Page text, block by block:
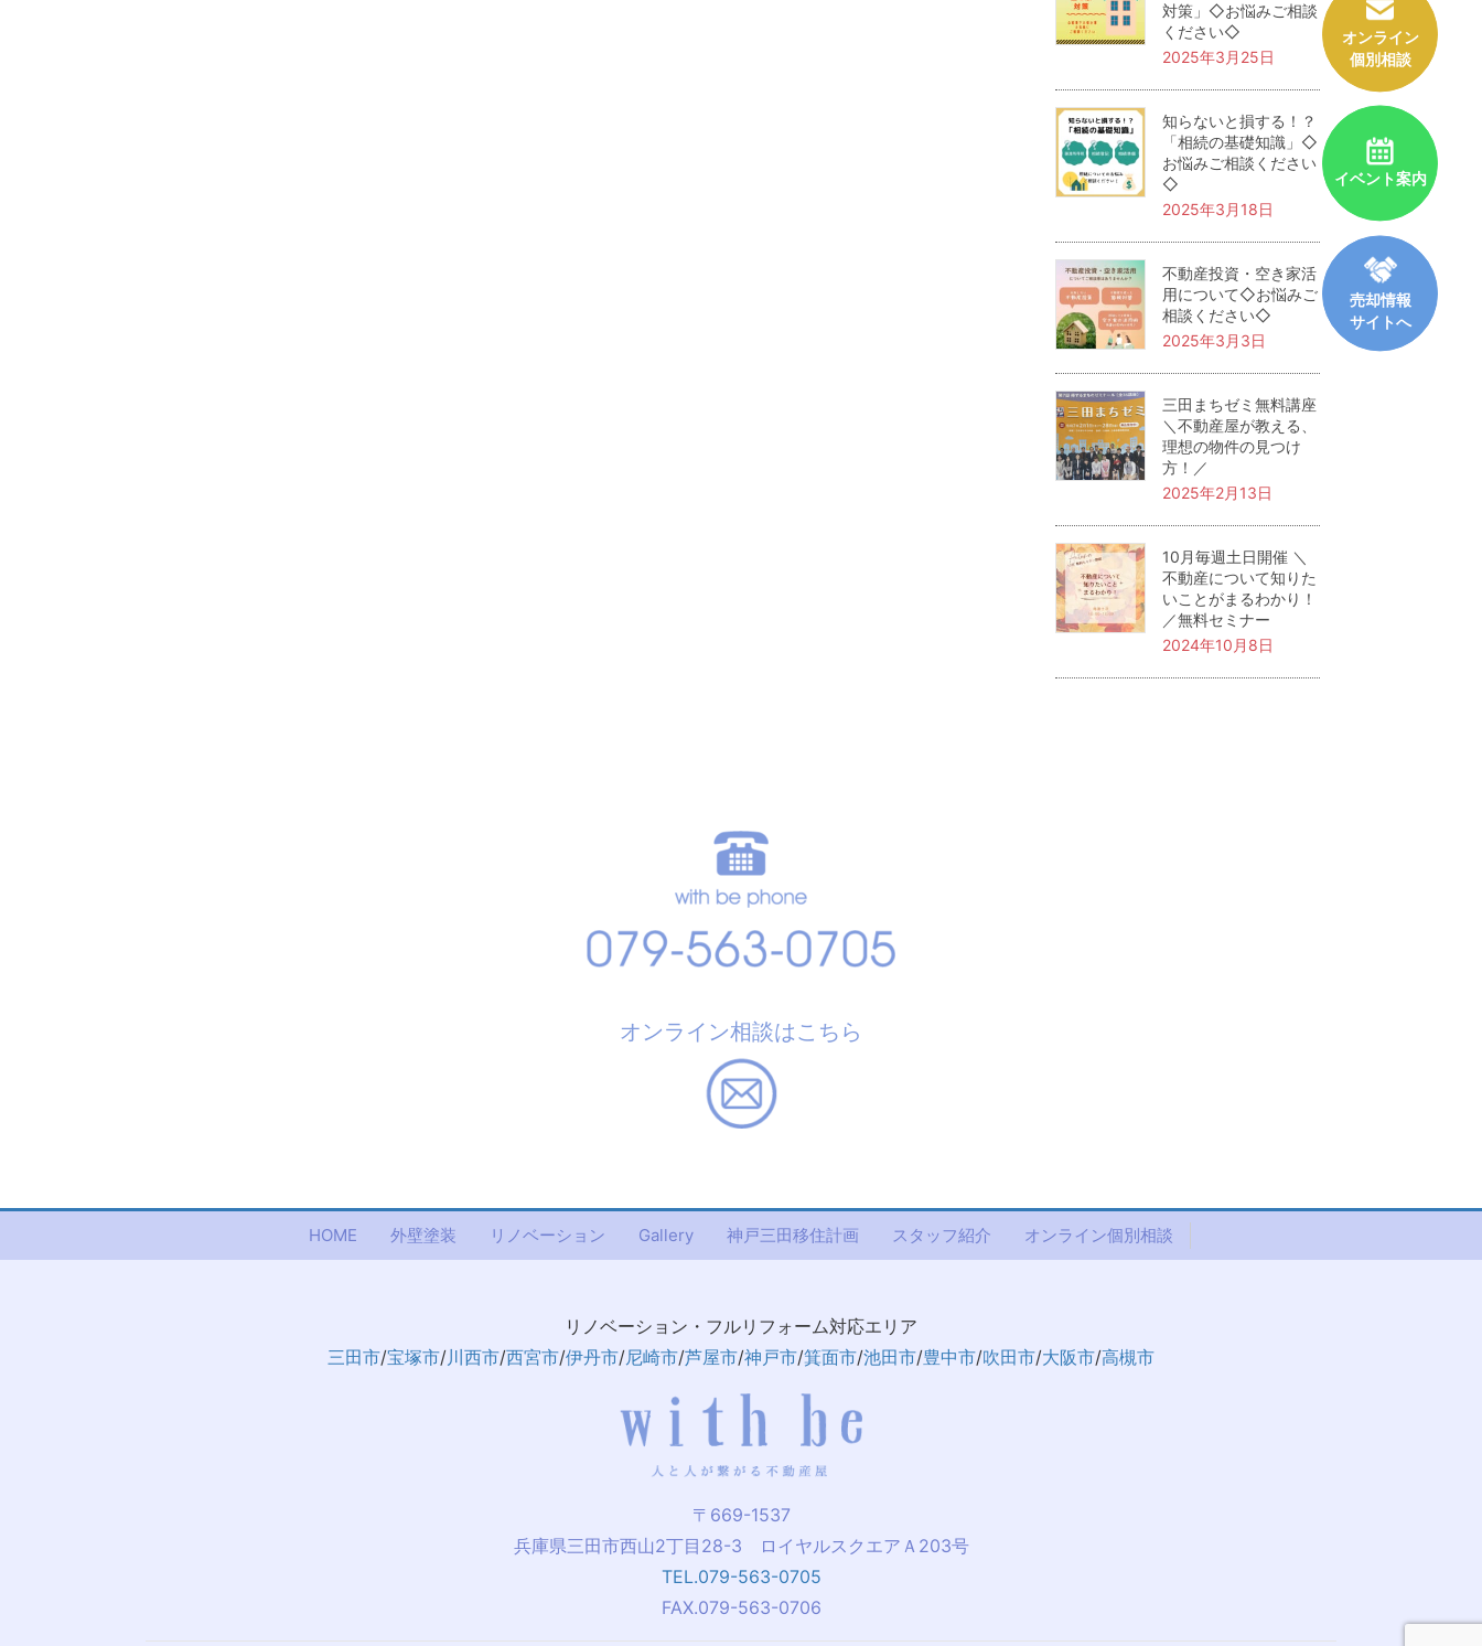
対策」◇お悩みご相談
ください◇
2025年3月25日
知らないと損する！？
「相続の基礎知識」◇
お悩みご相談ください
◇
2025年3月18日
不動産投資・空き家活
用について◇お悩みご
相談ください◇
2025年3月3日
三田まちゼミ無料講座
＼不動産屋が教える、
理想の物件の見つけ
方！／
2025年2月13日
10月毎週土日開催 ＼
不動産について知りた
いことがまるわかり！
／無料セミナー
2024年10月8日
オンライン相談はこちら
HOME 外壁塗装 リノベーション Gallery 神戸三田移住計画 スタッフ紹介 オンライン個別相談
リノベーション・フルリフォーム対応エリア
三田市/宝塚市/川西市/西宮市/伊丹市/尼崎市/芦屋市/神戸市/箕面市/池田市/豊中市/吹田市/大阪市/高槻市
〒669-1537
兵庫県三田市西山2丁目28-3 ロイヤルスクエアＡ203号
TEL.079-563-0705
FAX.079-563-0706
オンライン
個別相談
イベント案内
売却情報
サイトへ